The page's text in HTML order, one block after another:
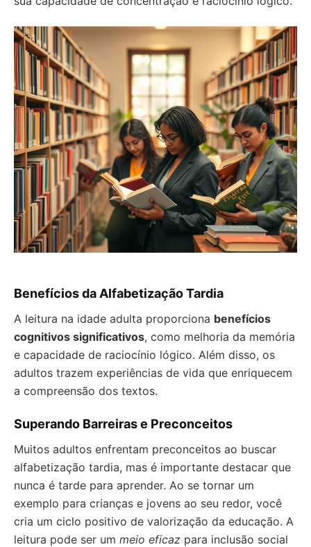
Benefícios da Alfabetização Tardia
A leitura na idade adulta proporciona benefícios
cognitivos significativos, como melhoria da memória
e capacidade de raciocínio lógico. Além disso, os
adultos trazem experiências de vida que enriquecem
a compreensão dos textos.
Superando Barreiras e Preconceitos
Muitos adultos enfrentam preconceitos ao buscar
alfabetização tardia, mas é importante destacar que
nunca é tarde para aprender. Ao se tornar um
exemplo para crianças e jovens ao seu redor, você
cria um ciclo positivo de valorização da educação. A
leitura pode ser um meio eficaz para inclusão social